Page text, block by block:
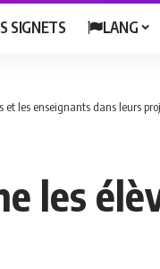
SIGNETS LANG
et les enseignants dans leurs
les